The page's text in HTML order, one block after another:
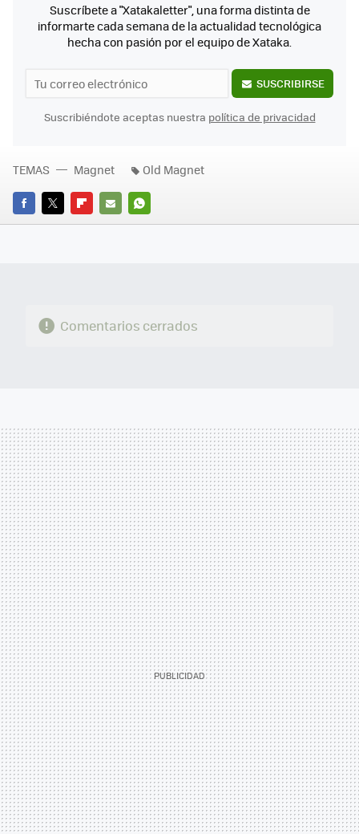
Suscríbete a "Xatakaletter", una forma distinta de
informarte cada semana de la actualidad tecnológica
hecha con pasión por el equipo de Xataka.
SUSCRIBIRSE
Suscribiéndote aceptas nuestra política de privacidad
FACEBOOK
TWITTERFLIPBOARD
E-
WHATSAPP
TEMAS Magnet Old Magnet
Comentarios cerrados